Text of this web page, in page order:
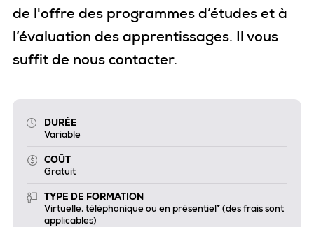
de l'offre des programmes d’études et à
l’évaluation des apprentissages. Il vous
suffit de nous contacter.
DURÉE
Variable
COÛT
Gratuit
TYPE DE FORMATION
Virtuelle, téléphonique ou en présentiel* (des frais sont
applicables)